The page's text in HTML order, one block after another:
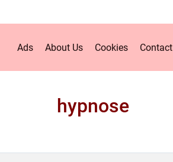
Ads About Us Cookies Contact
hypnose